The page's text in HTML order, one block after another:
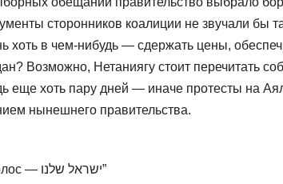
сторонников коалиции не звучали бы
хоть в чем-нибудь — сдержать цены,
Возможно, Нетаниягу стоит перечитать
еще хоть пару дней — иначе протесты на
нынешнего правительства.
активист движения “Наш Голос — ישראל שלנו”